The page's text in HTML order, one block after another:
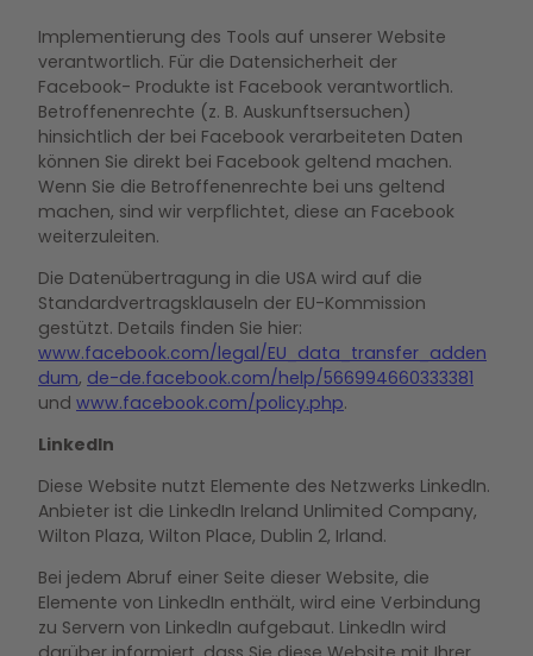
Implementierung des Tools auf unserer Website
verantwortlich. Für die Datensicherheit der
Facebook- Produkte ist Facebook verantwortlich.
Betroffenenrechte (z. B. Auskunftsersuchen)
hinsichtlich der bei Facebook verarbeiteten Daten
können Sie direkt bei Facebook geltend machen.
Wenn Sie die Betroffenenrechte bei uns geltend
machen, sind wir verpflichtet, diese an Facebook
weiterzuleiten.
Die Datenübertragung in die USA wird auf die
Standardvertragsklauseln der EU-Kommission
gestützt. Details finden Sie hier:
www.facebook.com/legal/EU_data_transfer_adden
dum, de-de.facebook.com/help/566994660333381
und www.facebook.com/policy.php.
LinkedIn
Diese Website nutzt Elemente des Netzwerks LinkedIn.
Anbieter ist die LinkedIn Ireland Unlimited Company,
Wilton Plaza, Wilton Place, Dublin 2, Irland.
Bei jedem Abruf einer Seite dieser Website, die
Elemente von LinkedIn enthält, wird eine Verbindung
zu Servern von LinkedIn aufgebaut. LinkedIn wird